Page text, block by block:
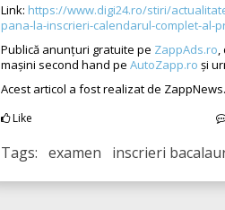
Link: https://www.digi24.ro/stiri/
pana-la-inscrieri-calendarul-complet-al-
Publică anunțuri gratuite pe ZappAds.ro
mașini second hand pe AutoZapp.ro și
Acest articol a fost realizat de
Like
Tags: examen inscrieri